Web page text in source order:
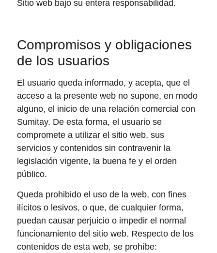
Sitio web bajo su entera responsabilidad.
Compromisos y obligaciones
de los usuarios
El usuario queda informado, y acepta, que el
acceso a la presente web no supone, en modo
alguno, el inicio de una relación comercial con
Sumitay. De esta forma, el usuario se
compromete a utilizar el sitio web, sus
servicios y contenidos sin contravenir la
legislación vigente, la buena fe y el orden
público.
Queda prohibido el uso de la web, con fines
ilícitos o lesivos, o que, de cualquier forma,
puedan causar perjuicio o impedir el normal
funcionamiento del sitio web. Respecto de los
contenidos de esta web, se prohíbe: